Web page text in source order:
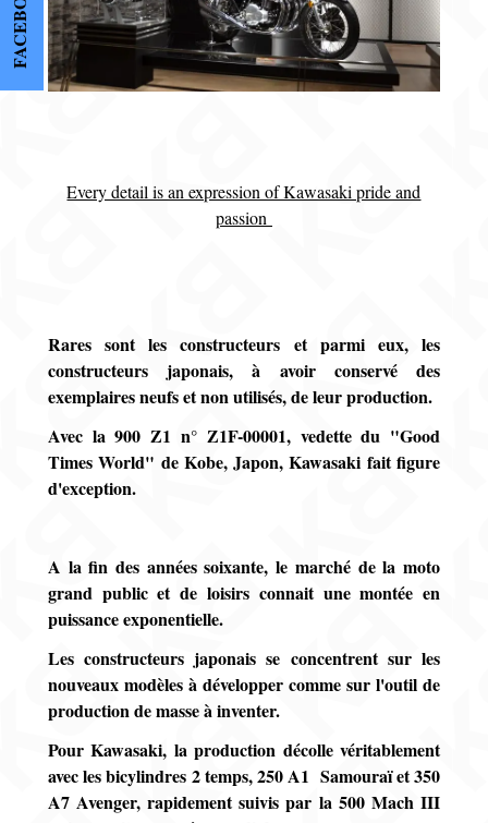
FACEBOOK
Every detail is an expression of Kawasaki pride and
passion
Rares sont les constructeurs et parmi eux, les
constructeurs japonais, à avoir conservé des
exemplaires neufs et non utilisés, de leur production.
Avec la 900 Z1 n° Z1F-00001, vedette du "Good
Times World" de Kobe, Japon, Kawasaki fait figure
d'exception.
A la fin des années soixante, le marché de la moto
grand public et de loisirs connait une montée en
puissance exponentielle.
Les constructeurs japonais se concentrent sur les
nouveaux modèles à développer comme sur l'outil de
production de masse à inventer.
Pour Kawasaki, la production décolle véritablement
avec les bicylindres 2 temps, 250 A1 Samouraï et 350
A7 Avenger, rapidement suivis par la 500 Mach III